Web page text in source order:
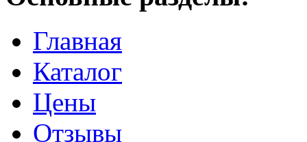
Главная
Каталог
Цены
Отзывы